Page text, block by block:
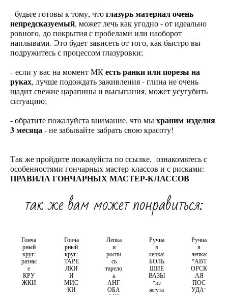
- будьте готовы к тому, чтоглазурь материал очень
непредсказуемый, может лечь как угодно - от идеально
ровного, до покрытия с пробелами или наоборот
наплывами. Это будет зависеть от того, как быстро вы
подружитесь с процессом глазуровки;
- если у вас на момент МКесть ранки или порезы на
руках, лучше подождать заживления - глина не очень
щадит свежие царапины и высыпания, может усугубить
ситуацию;
- обратите пожалуйста внимание, что мыхраним изделия
3 месяца- не забывайте забрать свою красоту!
Так же пройдите пожалуйста по ссылке, ознакомьтесь с
особенностями гончарных мастер-классов и с рисками:
ПРАВИЛА ГОНЧАРНЫХ МАСТЕР-КЛАССОВ
так же вам может понравиться:
Гонча
рный
круг:
разны
е
КРУ
ЖКИ
Гонча
рный
круг:
ТАРЕ
ЛКИ
И
МИС
КИ
Лепка
и
роспи
сь
тарело
к
АНГ
ОБА
Ручна
я
лепка:
БОЛЬ
ШИЕ
ВАЗЫ
"из
жгута
Ручна
я
лепка:
"АВТ
ОРСК
АЯ
ПОС
УДА"